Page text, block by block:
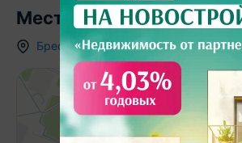
Местоположение
Брестская область, ст. Ивушка-91,